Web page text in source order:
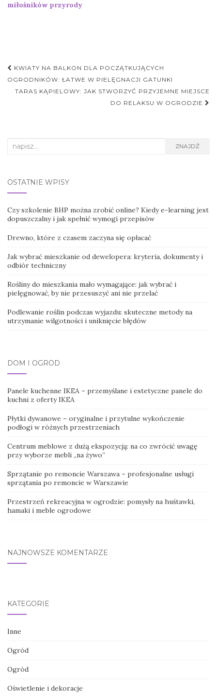
miłośników przyrody
Nawigacja
postu
KWIATY NA BALKON DLA POCZĄTKUJĄCYCH
OGRODNIKÓW: ŁATWE W PIELĘGNACJI GATUNKI
TARAS KĄPIELOWY: JAK STWORZYĆ PRZYJEMNE MIEJSCE
DO RELAKSU W OGRODZIE
Search
ZNAJDŹ
OSTATNIE WPISY
Czy szkolenie BHP można zrobić online? Kiedy e-learning jest
dopuszczalny i jak spełnić wymogi przepisów
Drewno, które z czasem zaczyna się opłacać
Jak wybrać mieszkanie od dewelopera: kryteria, dokumenty i
odbiór techniczny
Rośliny do mieszkania mało wymagające: jak wybrać i
pielęgnować, by nie przesuszyć ani nie przelać
Podlewanie roślin podczas wyjazdu: skuteczne metody na
utrzymanie wilgotności i uniknięcie błędów
DOM I OGRÓD
Panele kuchenne IKEA – przemyślane i estetyczne panele do
kuchni z oferty IKEA
Płytki dywanowe – oryginalne i przytulne wykończenie
podłogi w różnych przestrzeniach
Centrum meblowe z dużą ekspozycją: na co zwrócić uwagę
przy wyborze mebli „na żywo”
Sprzątanie po remoncie Warszawa – profesjonalne usługi
sprzątania po remoncie w Warszawie
Przestrzeń rekreacyjna w ogrodzie: pomysły na huśtawki,
hamaki i meble ogrodowe
NAJNOWSZE KOMENTARZE
KATEGORIE
Inne
Ogród
Ogród
Oświetlenie i dekoracje